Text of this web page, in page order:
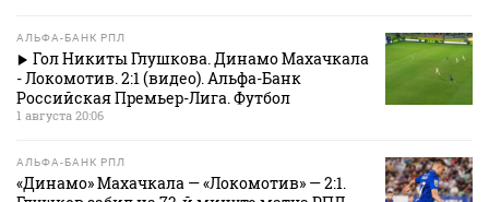
АЛЬФА-БАНК РПЛ
Гол Никиты Глушкова. Динамо Махачкала
- Локомотив. 2:1 (видео). Альфа-Банк
Российская Премьер-Лига. Футбол
1 августа 20:06
АЛЬФА-БАНК РПЛ
«Динамо» Махачкала — «Локомотив» — 2:1.